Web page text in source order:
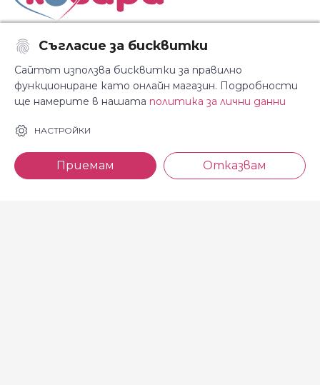
Последвайте ни:
За Косара
За нас
Магазини
Общи условия
Декларация за
поверителност
Съгласие за бисквитки
Сайтът използва бисквитки за правилно
функциониране като онлайн магазин. Подробности
ще намерите в нашата политика за лични данни
НАСТРОЙКИ
Приемам Отказвам